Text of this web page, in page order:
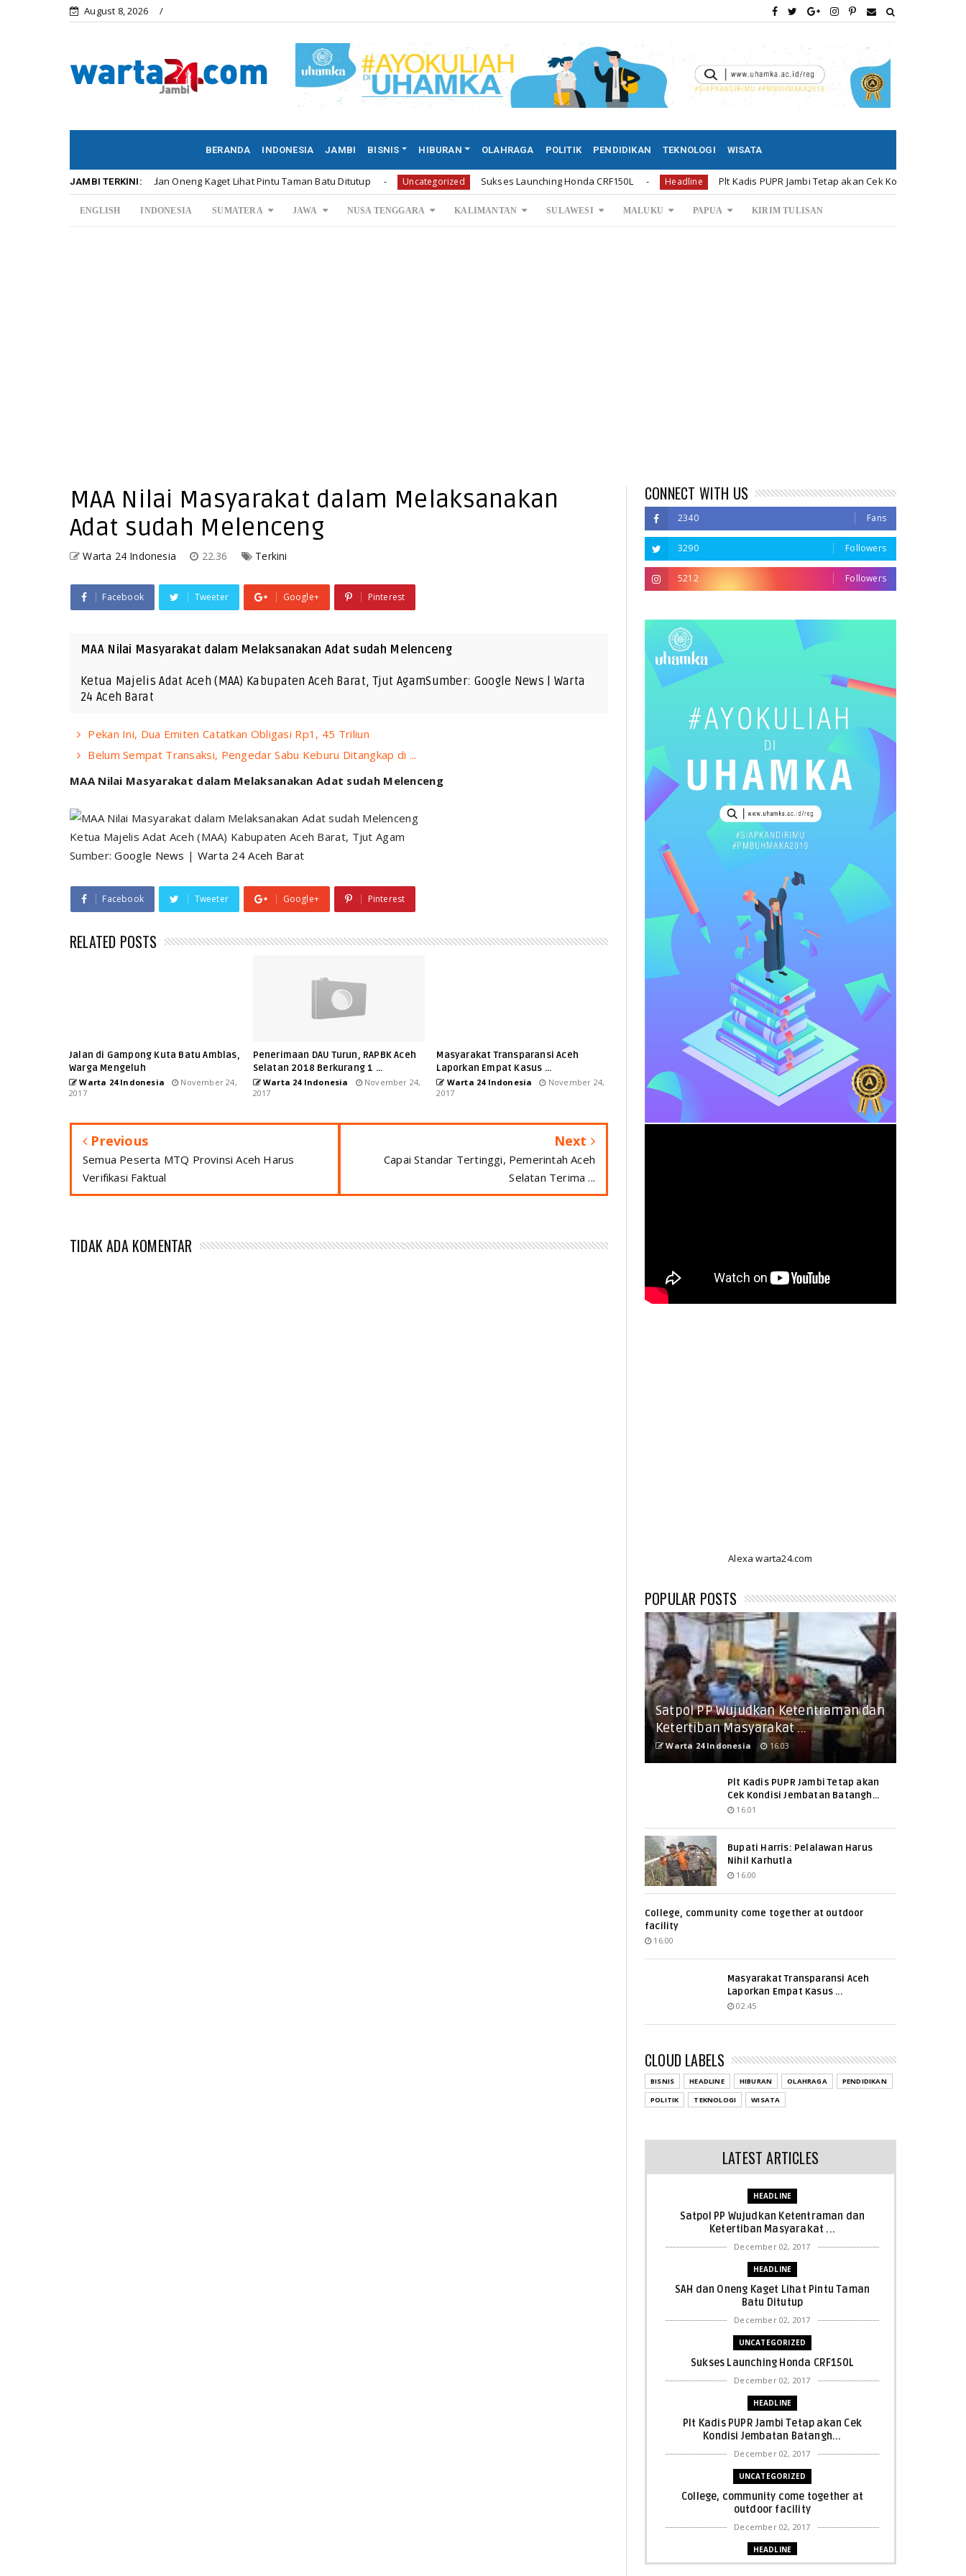
August 8, 2026
BERANDA INDONESIA JAMBI BISNIS HIBURAN OLAHRAGA POLITIK PENDIDIKAN TEKNOLOGI WISATA
JAMBI TERKINI:
SAH dan Oneng Kaget Lihat Pintu Taman Batu Ditutup Uncategorized Sukses Launching Honda CRF150L Headline Plt Kadis PUPR Jambi Tetap akan Cek Kondisi Jembatan Batanghari
ENGLISH INDONESIA SUMATERA JAWA NUSA TENGGARA KALIMANTAN SULAWESI MALUKU PAPUA KIRIM TULISAN
MAA Nilai Masyarakat dalam Melaksanakan
Adat sudah Melenceng
Warta 24 Indonesia 22.36 Terkini
Facebook Tweeter Google+ Pinterest
MAA Nilai Masyarakat dalam Melaksanakan Adat sudah Melenceng
Ketua Majelis Adat Aceh (MAA) Kabupaten Aceh Barat, Tjut AgamSumber: Google News | Warta
24 Aceh Barat
Pekan Ini, Dua Emiten Catatkan Obligasi Rp1, 45 Triliun
Belum Sempat Transaksi, Pengedar Sabu Keburu Ditangkap di ...
MAA Nilai Masyarakat dalam Melaksanakan Adat sudah Melenceng
Ketua Majelis Adat Aceh (MAA) Kabupaten Aceh Barat, Tjut Agam
Sumber:Google News | Warta 24 Aceh Barat
Facebook Tweeter Google+ Pinterest
RELATED POSTS
Jalan di Gampong Kuta Batu Amblas,
Warga Mengeluh
Warta 24 Indonesia
November 24,
2017
Penerimaan DAU Turun, RAPBK Aceh
Selatan 2018 Berkurang 1 ...
Warta 24 Indonesia
November 24,
2017
Masyarakat Transparansi Aceh
Laporkan Empat Kasus ...
Warta 24 Indonesia
November 24,
2017
Previous
Semua Peserta MTQ Provinsi Aceh Harus
Verifikasi Faktual
Next
Capai Standar Tertinggi, Pemerintah Aceh
Selatan Terima ...
TIDAK ADA KOMENTAR
CONNECT WITH US
2340 Fans
3290 Followers
5212 Followers
Alexa warta24.com
POPULAR POSTS
Satpol PP Wujudkan Ketentraman dan
Ketertiban Masyarakat ...
Warta 24 Indonesia 16.03
Plt Kadis PUPR Jambi Tetap akan
Cek Kondisi Jembatan Batangh...
16.01
Bupati Harris: Pelalawan Harus
Nihil Karhutla
16.00
College, community come together at outdoor
facility
16.00
Masyarakat Transparansi Aceh
Laporkan Empat Kasus ...
02.45
CLOUD LABELS
BISNIS HEADLINE HIBURAN OLAHRAGA
PENDIDIKAN
POLITIK
TEKNOLOGI WISATA
LATEST ARTICLES
HEADLINE
Satpol PP Wujudkan Ketentraman dan
Ketertiban Masyarakat ...
December 02, 2017
HEADLINE
SAH dan Oneng Kaget Lihat Pintu Taman
Batu Ditutup
December 02, 2017
UNCATEGORIZED
Sukses Launching Honda CRF150L
December 02, 2017
HEADLINE
Plt Kadis PUPR Jambi Tetap akan Cek
Kondisi Jembatan Batangh...
December 02, 2017
UNCATEGORIZED
College, community come together at
outdoor facility
December 02, 2017
HEADLINE